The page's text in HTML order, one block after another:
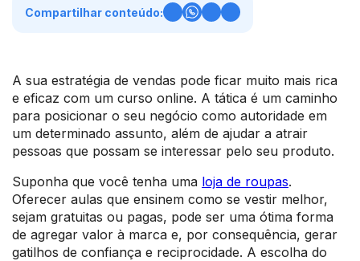
Compartilhar conteúdo:
A sua estratégia de vendas pode ficar muito mais rica
e eficaz com um curso online. A tática é um caminho
para posicionar o seu negócio como autoridade em
um determinado assunto, além de ajudar a atrair
pessoas que possam se interessar pelo seu produto.
Suponha que você tenha uma loja de roupas.
Oferecer aulas que ensinem como se vestir melhor,
sejam gratuitas ou pagas, pode ser uma ótima forma
de agregar valor à marca e, por consequência, gerar
gatilhos de confiança e reciprocidade. A escolha do